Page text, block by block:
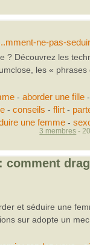
ne-pas-
? Découvrez les
les «
- aborder une fille
- conseils - flirt-
une femme-
3 membres -
comment
et séduire une
sur adopte un